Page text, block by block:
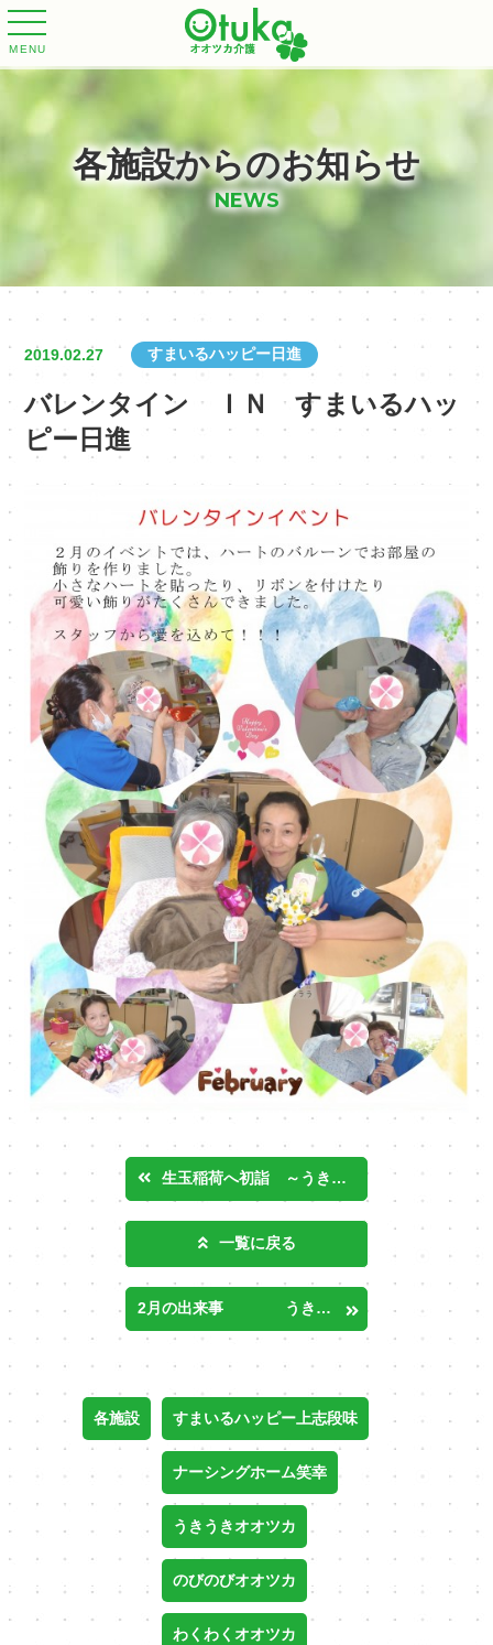
MENU
各施設からのお知らせ
NEWS
2019.02.27 すまいるハッピー日進
バレンタイン ＩＮ すまいるハッ
ピー日進
生玉稲荷へ初詣 ～うきうきオオツカ
一覧に戻る
2月の出来事 うきうきオオツカ
各施設 すまいるハッピー上志段味
ナーシングホーム笑幸
うきうきオオツカ
のびのびオオツカ
わくわくオオツカ